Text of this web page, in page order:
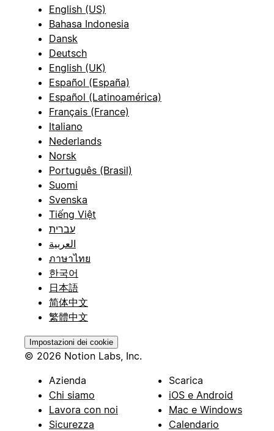
English (US)
Bahasa Indonesia
Dansk
Deutsch
English (UK)
Español (España)
Español (Latinoamérica)
Français (France)
Italiano
Nederlands
Norsk
Português (Brasil)
Suomi
Svenska
Tiếng Việt
עברית
العربية
ภาษาไทย
한국어
日本語
简体中文
繁體中文
Impostazioni dei cookie
© 2026 Notion Labs, Inc.
Azienda
Chi siamo
Lavora con noi
Sicurezza
Scarica
iOS e Android
Mac e Windows
Calendario